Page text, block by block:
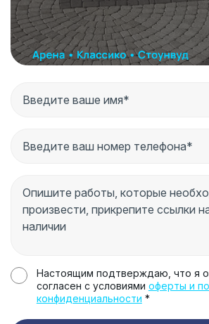
Настоящим подтверждаю, что я
согласен с условиями оферты и
конфиденциальности *